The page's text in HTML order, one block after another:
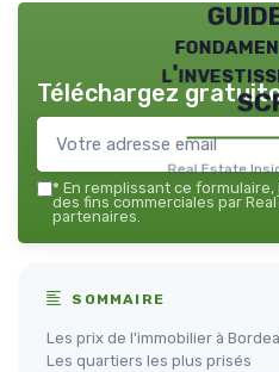
Real Estate
Téléchargez
* En remplissant ce formulaire,
des fins commerciales par
partenaires.
SOMMAIRE
Les prix de l'immobilier à
Les quartiers les plus prisés